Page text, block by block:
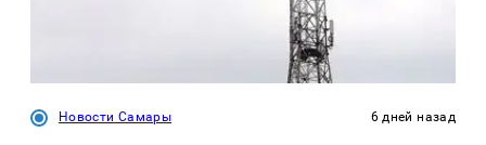
Новости Самары 6 дней назад